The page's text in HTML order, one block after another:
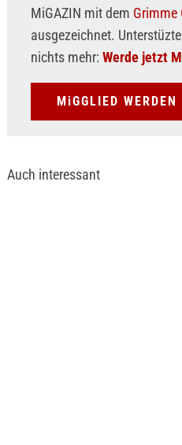
MiGAZIN mit dem Grimme
ausgezeichnet.
nichts mehr: Werde jetzt
MiGGLIED WERDEN
Auch interessant